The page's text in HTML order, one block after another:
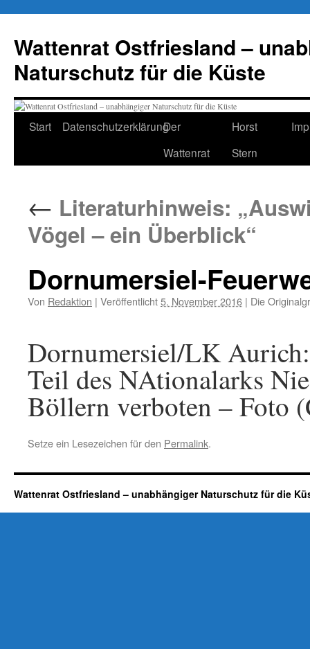
springen
Wattenrat Ostfriesland –
Naturschutz für die Küste
Start DatenschutzerklärungDer
Wattenrat
Horst
Stern
← Literaturhinweis:
Vögel – ein Überblick“
Dornumersiel-
Von Redaktion | Veröffentlicht5. November 2016 | Die
Dornumersiel/LK
Teil des NAtionalarks
Böllern verboten – Foto
Setze ein Lesezeichen für den Permalink.
Wattenrat Ostfriesland – unabhängiger Naturschutz für die